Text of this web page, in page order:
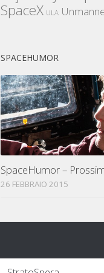
SpaceX ULA
SPACEHUMOR
SpaceHumor –
26 FEBBRAIO 2015